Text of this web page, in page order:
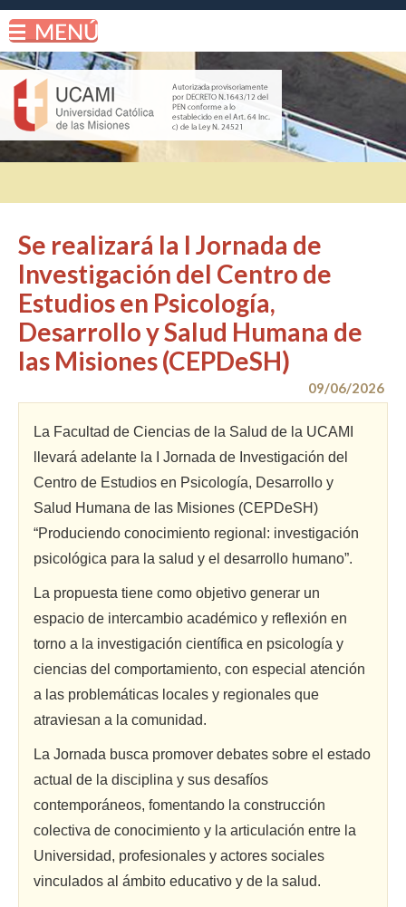
Se realizará la I Jornada de
Investigación del Centro de
Estudios en Psicología,
Desarrollo y Salud Humana de
las Misiones (CEPDeSH)
09/06/2026
La Facultad de Ciencias de la Salud de la UCAMI
llevará adelante la I Jornada de Investigación del
Centro de Estudios en Psicología, Desarrollo y
Salud Humana de las Misiones (CEPDeSH)
“Produciendo conocimiento regional: investigación
psicológica para la salud y el desarrollo humano”.
La propuesta tiene como objetivo generar un
espacio de intercambio académico y reflexión en
torno a la investigación científica en psicología y
ciencias del comportamiento, con especial atención
a las problemáticas locales y regionales que
atraviesan a la comunidad.
La Jornada busca promover debates sobre el estado
actual de la disciplina y sus desafíos
contemporáneos, fomentando la construcción
colectiva de conocimiento y la articulación entre la
Universidad, profesionales y actores sociales
vinculados al ámbito educativo y de la salud.